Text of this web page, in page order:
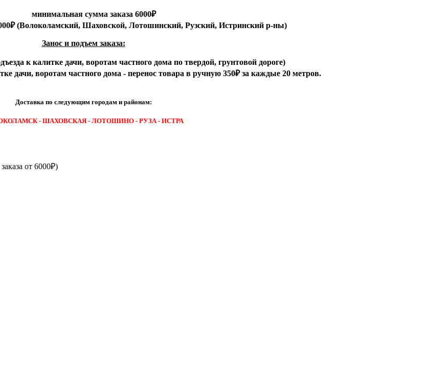
минимальная сумма заказа 6000₽
(Волоколамский, Шаховской, Лотошинский, Рузский, Истринский р-ны)
Занос и подъем заказа:
к калитке дачи, воротам частного дома по твердой, грунтовой дороге)
дачи, воротам частного дома - перенос товара в ручную 350₽ за каждые 20 метров.
Доставка по следующим городам и районам:
- ШАХОВСКАЯ - ЛОТОШИНО - РУЗА - ИСТРА
от 6000₽)